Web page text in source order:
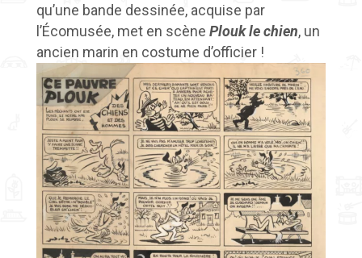
qu’une bande dessinée, acquise par
l’Écomusée, met en scène Plouk le chien, un
ancien marin en costume d’officier !